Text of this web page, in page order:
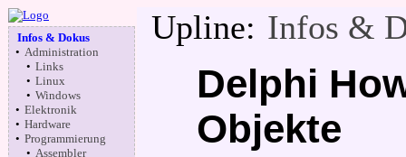
Infos & Dokus
• Administration
• Links
• Linux
• Windows
• Elektronik
• Hardware
• Programmierung
• Assembler
Upline: Infos &
Delphi
Objekte